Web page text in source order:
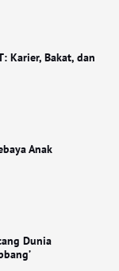
Karier, Bakat, dan
Anak
Dunia